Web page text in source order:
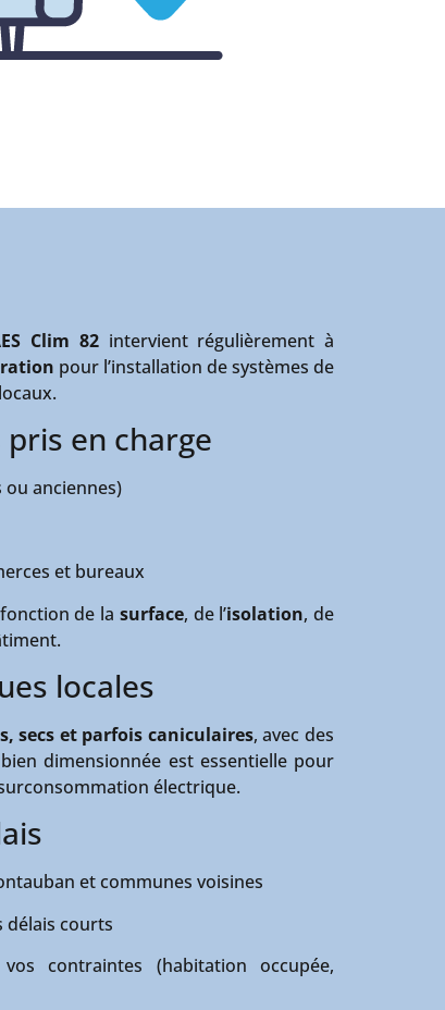
Clim 82intervient régulièrement à
pour l’installation de systèmes de
en charge
ou anciennes)
et bureaux
de la surface, de l’isolation, de
locales
secs et parfois caniculaires, avec des
dimensionnée est essentielle pour
électrique.
et communes voisines
délais courts
contraintes (habitation occupée,